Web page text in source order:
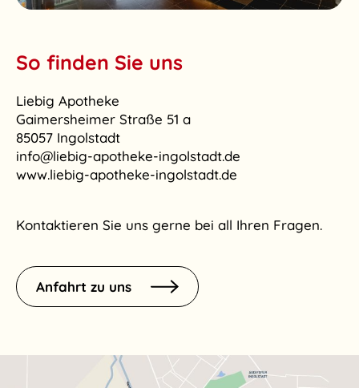
So finden Sie uns
Liebig Apotheke
Gaimersheimer Straße 51 a
85057 Ingolstadt
info@liebig-apotheke-ingolstadt.de
www.liebig-apotheke-ingolstadt.de
Kontaktieren Sie uns gerne bei all Ihren Fragen.
Anfahrt zu uns